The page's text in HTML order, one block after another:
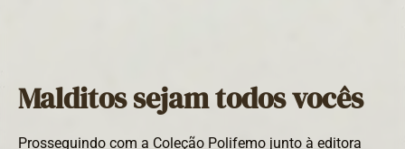
Malditos sejam todos vocês
Prosseguindo com a Coleção Polifemo junto à editora